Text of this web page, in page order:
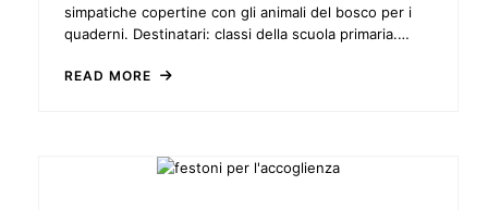
simpatiche copertine con gli animali del bosco per i
quaderni. Destinatari: classi della scuola primaria.…
READ MORE